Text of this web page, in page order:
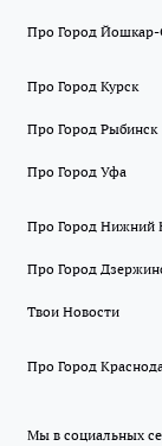
Про Город
Про Город Курск
Про Город Рыбинск
Про Город Уфа
Про Город Нижний
Про Город
Твои Новости
Про Город
Мы в социальных